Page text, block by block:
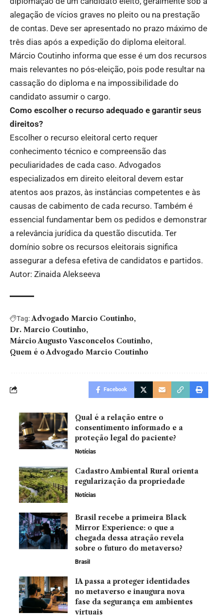
alegação de vícios graves no pleito ou na prestação
de contas. Deve ser apresentado no prazo máximo de
três dias após a expedição do diploma eleitoral.
Márcio Coutinho informa que esse é um dos recursos
mais relevantes no pós-eleição, pois pode resultar na
cassação do diploma e na impossibilidade do
candidato assumir o cargo.
Como escolher o recurso adequado e garantir seus
direitos?
Escolher o recurso eleitoral certo requer
conhecimento técnico e compreensão das
peculiaridades de cada caso. Advogados
especializados em direito eleitoral devem estar
atentos aos prazos, às instâncias competentes e às
causas de cabimento de cada recurso. Também é
essencial fundamentar bem os pedidos e demonstrar
a relevância jurídica da questão discutida. Ter
domínio sobre os recursos eleitorais significa
assegurar a defesa efetiva de candidatos e partidos.
Autor: Zinaida Alekseeva
Tag: Advogado Marcio Coutinho
Dr. Marcio Coutinho
Márcio Augusto Vasconcelos Coutinho
Quem é o Advogado Marcio Coutinho
Facebook
Qual é a relação entre o
consentimento informado e a
proteção legal do paciente?
Notícias
Cadastro Ambiental Rural orienta
regularização da propriedade
Notícias
Brasil recebe a primeira Black
Mirror Experience: o que a
chegada dessa atração revela
sobre o futuro do metaverso?
Brasil
IA passa a proteger identidades
no metaverso e inaugura nova
fase da segurança em ambientes
virtuais